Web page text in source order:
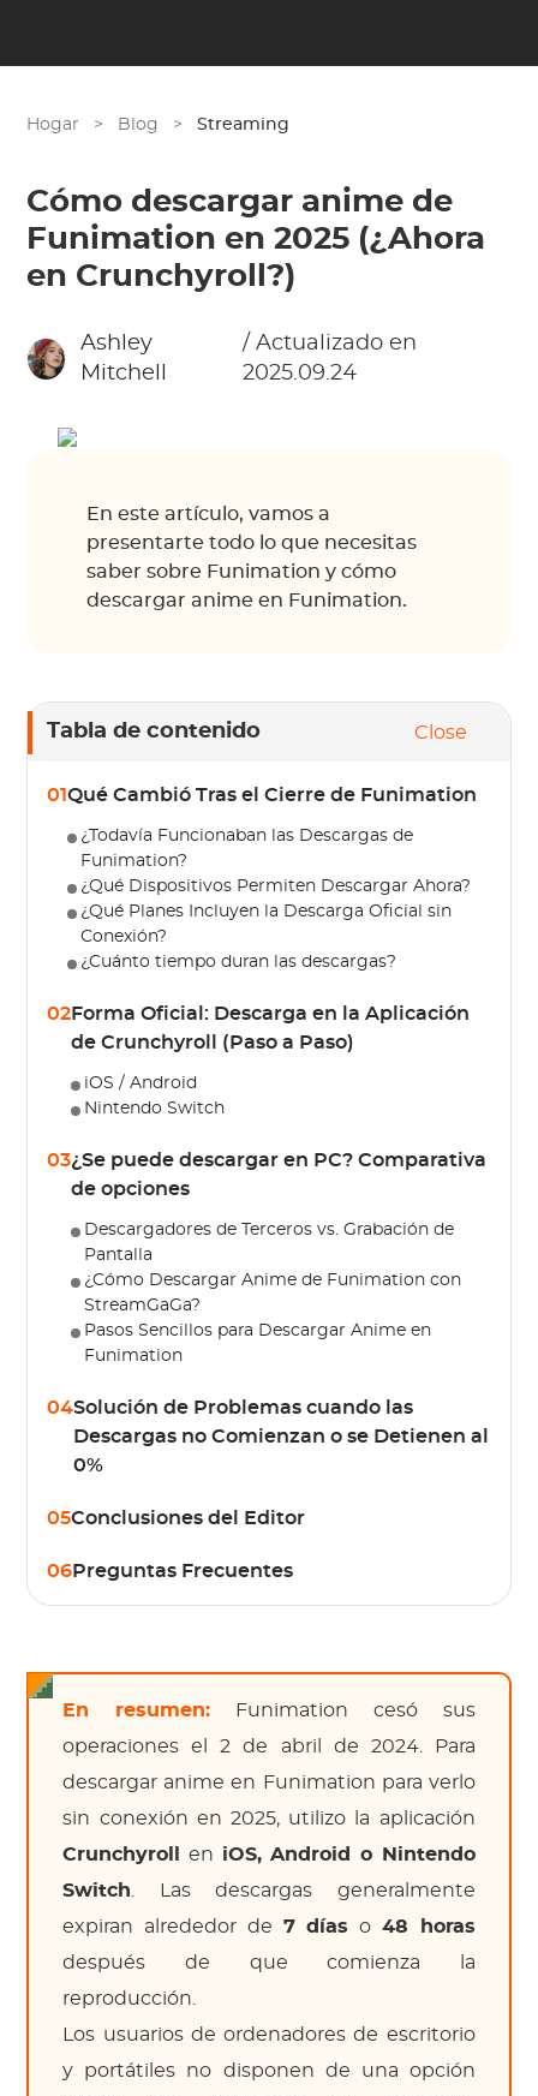
Hogar > Blog > Streaming
Cómo descargar anime de
Funimation en 2025 (¿Ahora
en Crunchyroll?)
Ashley
Mitchell
/ Actualizado en
2025.09.24
En este artículo, vamos a
presentarte todo lo que necesitas
saber sobre Funimation y cómo
descargar anime en Funimation.
Tabla de contenido Close
01Qué Cambió Tras el Cierre de Funimation
¿Todavía Funcionaban las Descargas de
Funimation?
¿Qué Dispositivos Permiten Descargar Ahora?
¿Qué Planes Incluyen la Descarga Oficial sin
Conexión?
¿Cuánto tiempo duran las descargas?
02Forma Oficial: Descarga en la Aplicación
de Crunchyroll (Paso a Paso)
iOS / Android
Nintendo Switch
03¿Se puede descargar en PC? Comparativa
de opciones
Descargadores de Terceros vs. Grabación de
Pantalla
¿Cómo Descargar Anime de Funimation con
StreamGaGa?
Pasos Sencillos para Descargar Anime en
Funimation
04Solución de Problemas cuando las
Descargas no Comienzan o se Detienen al
0%
05Conclusiones del Editor
06Preguntas Frecuentes
En resumen: Funimation cesó sus
operaciones el 2 de abril de 2024. Para
descargar anime en Funimation para verlo
sin conexión en 2025, utilizo la aplicación
Crunchyroll
en iOS, Android o Nintendo
Switch . Las descargas generalmente
expiran alrededor de 7 días o 48 horas
después de que comienza la
reproducción.
Los usuarios de ordenadores de escritorio
y portátiles no disponen de una opción